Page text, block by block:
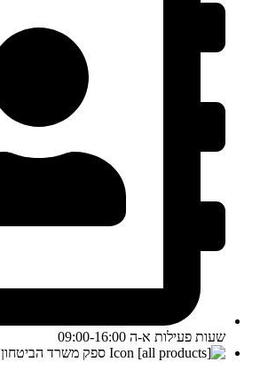
שעות פעילות א-ה 09:00-16:00
ספק משרד הביטחון 11036663